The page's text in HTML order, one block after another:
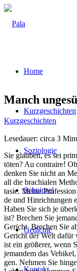
Home
Kurz­ge­schich­ten
Sozio­lo­gie
Schnip­sel
Gedich­te
Kon­takt
Manch
Kurzgeschichten
Lese­dau­er: cir­ca 3
Sie glau­ben, es sei
töten? Au con­trai­re!
den­ken Sie nicht an
all die bra­chia­len
ta­sie. Mei­ne
de und Hin­rich­tun­gen
Haben Sie sich je
ist? Bre­chen Sie
Gericht. Bre­chen Sie
Gericht der Welt dafür
ist ein grö­ße­rer, wenn
jeman­dem das
gen. Neh­men Sie